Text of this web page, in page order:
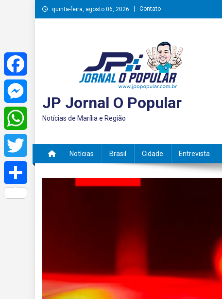
Skip
to
quinta-feira, agosto 06, 2026 Contato
JP Jornal O Popular
Notícias de Marília e Região
Notícias Brasil Cidade Entrevista
Facebook
Messenger
WhatsApp
Twitter
Share